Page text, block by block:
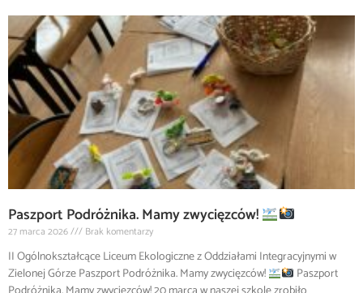
Paszport Podróżnika. Mamy zwycięzców!
27 marca 2026 Brak komentarzy
II Ogólnokształcące Liceum Ekologiczne z Oddziałami Integracyjnymi w
Zielonej Górze Paszport Podróżnika. Mamy zwycięzców!
Paszport